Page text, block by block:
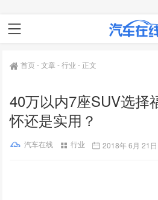
首页-文章-行业 - 正文
40万以内7座SUV选择
怀还是实用？
汽车在线 行业 2018年 6月 21日